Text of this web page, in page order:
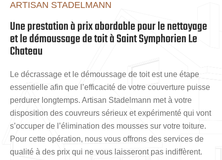
ARTISAN STADELMANN
Une prestation à prix abordable pour le nettoyage
et le démoussage de toit à Saint Symphorien Le
Chateau
Le décrassage et le démoussage de toit est une étape
essentielle afin que l’efficacité de votre couverture puisse
perdurer longtemps. Artisan Stadelmann met à votre
disposition des couvreurs sérieux et expérimenté qui vont
s’occuper de l’élimination des mousses sur votre toiture.
Pour cette opération, nous vous offrons des services de
qualité à des prix qui ne vous laisseront pas indiffèrent.